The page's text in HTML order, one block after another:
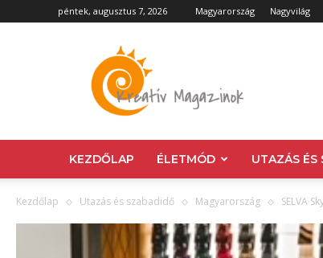
péntek, augusztus 7, 2026 Magyarország Nagyvilág
KEZDŐLAP ÉLETMÓD UTAZÁS ÉS
Kezdőlap Utazás és szabadidő Magyarország SELVA